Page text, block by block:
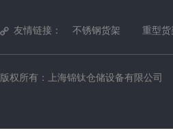
友情链接： 不锈钢货架 重型货
版权所有：上海锦钛仓储设备有限公司